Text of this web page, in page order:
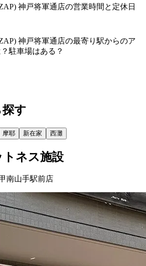
神戸将軍通店の営業時間と定休日
神戸将軍通店の最寄り駅からのア
駐車場はある？
す
摩耶 新在家 西灘
ネス施設
南山手駅前店